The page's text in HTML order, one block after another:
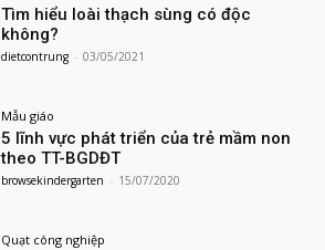
Tìm hiểu loài thạch sùng có độc
không?
dietcontrung - 03/05/2021
Mẫu giáo
5 lĩnh vực phát triển của trẻ mầm non
theo TT-BGDĐT
browsekindergarten - 15/07/2020
Quạt công nghiệp